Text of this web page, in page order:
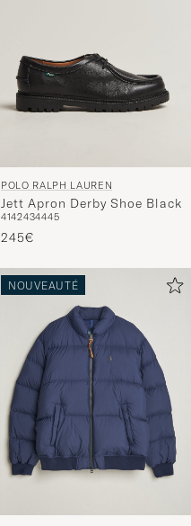
POLO RALPH LAUREN
Jett Apron Derby Shoe Black
4142434445
245€
NOUVEAUTÉ